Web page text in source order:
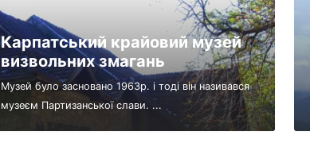
Карпатський крайовий музей
визвольних змагань
Музей було засновано 1963р. і тоді він називався
музеєм Партизанської слави. ...